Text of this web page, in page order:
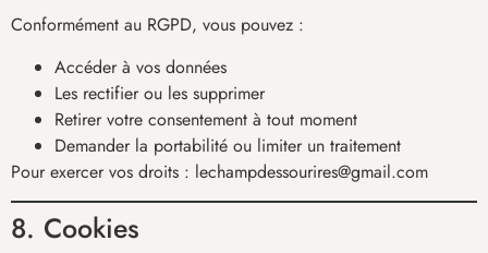
Conformément au RGPD, vous pouvez :
Accéder à vos données
Les rectifier ou les supprimer
Retirer votre consentement à tout moment
Demander la portabilité ou limiter un traitement
Pour exercer vos droits : lechampdessourires@gmail.com
8. Cookies